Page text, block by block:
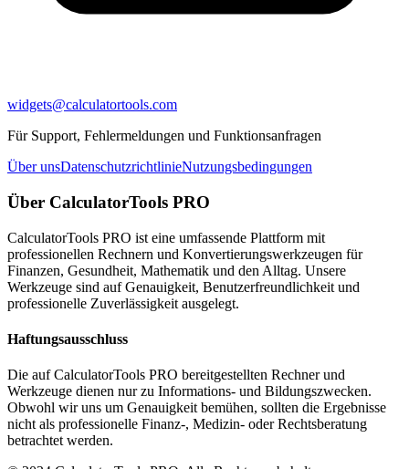
widgets@calculatortools.com
Für Support, Fehlermeldungen und Funktionsanfragen
Über unsDatenschutzrichtlinieNutzungsbedingungen
Über CalculatorTools PRO
CalculatorTools PRO ist eine umfassende Plattform mit
professionellen Rechnern und Konvertierungswerkzeugen für
Finanzen, Gesundheit, Mathematik und den Alltag. Unsere
Werkzeuge sind auf Genauigkeit, Benutzerfreundlichkeit und
professionelle Zuverlässigkeit ausgelegt.
Haftungsausschluss
Die auf CalculatorTools PRO bereitgestellten Rechner und
Werkzeuge dienen nur zu Informations- und Bildungszwecken.
Obwohl wir uns um Genauigkeit bemühen, sollten die Ergebnisse
nicht als professionelle Finanz-, Medizin- oder Rechtsberatung
betrachtet werden.